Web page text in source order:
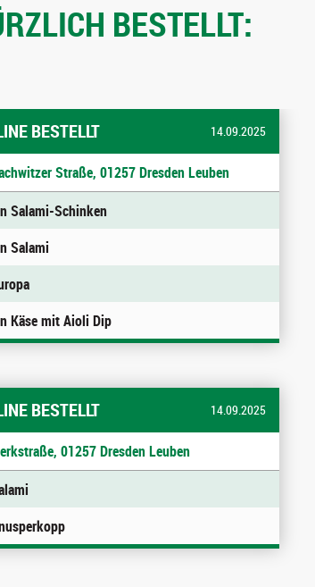
BESTELLT:
BESTELLT 14.09.2025
Straße, 01257 Dresden Leuben
Salami-Schinken
Salami
Käse mit Aioli Dip
BESTELLT 14.09.2025
01257 Dresden Leuben